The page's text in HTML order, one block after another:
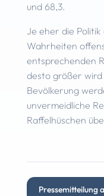
und 68,3.
Je eher die
Wahrheiten
entsprechenden
desto größer
Bevölkerung
unvermeidliche
Raffelhüschen
Pressemitteilung